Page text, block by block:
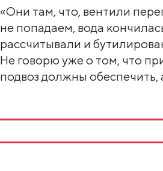
«Они там, что, вентили
не попадаем, вода
рассчитывали и
Не говорю уже о том, что
подвоз должны обеспечить,